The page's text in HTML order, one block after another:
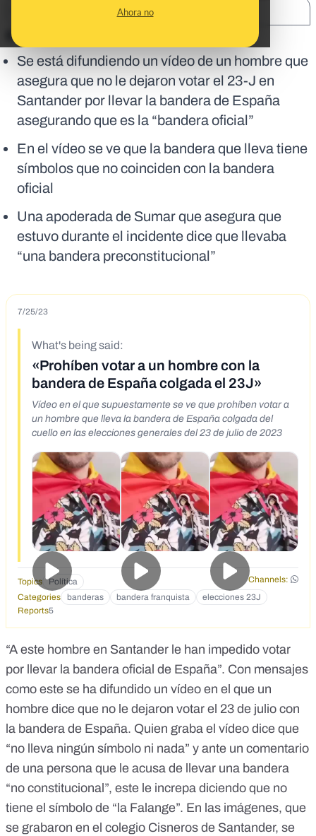
Ahora no
En corto:
Se está difundiendo un vídeo de un hombre que
asegura que no le dejaron votar el 23-J en
Santander por llevar la bandera de España
asegurando que es la “bandera oficial”
En el vídeo se ve que la bandera que lleva tiene
símbolos que no coinciden con la bandera
oficial
Una apoderada de Sumar que asegura que
estuvo durante el incidente dice que llevaba
“una bandera preconstitucional”
7/25/23
What's being said:
«Prohíben votar a un hombre con la
bandera de España colgada el 23J»
Vídeo en el que supuestamente se ve que prohíben votar a
un hombre que lleva la bandera de España colgada del
cuello en las elecciones generales del 23 de julio de 2023
Topics Política
Channels:
Categories
banderas bandera franquista
elecciones 23J
Reports5
“A este hombre en Santander le han impedido votar
por llevar la bandera oficial de España”. Con mensajes
como este se ha difundido un vídeo en el que un
hombre dice que no le dejaron votar el 23 de julio con
la bandera de España. Quien graba el vídeo dice que
“no lleva ningún símbolo ni nada” y ante un comentario
de una persona que le acusa de llevar una bandera
“no constitucional”, este le increpa diciendo que no
tiene el símbolo de “la Falange”. En las imágenes, que
se grabaron en el colegio Cisneros de Santander, se